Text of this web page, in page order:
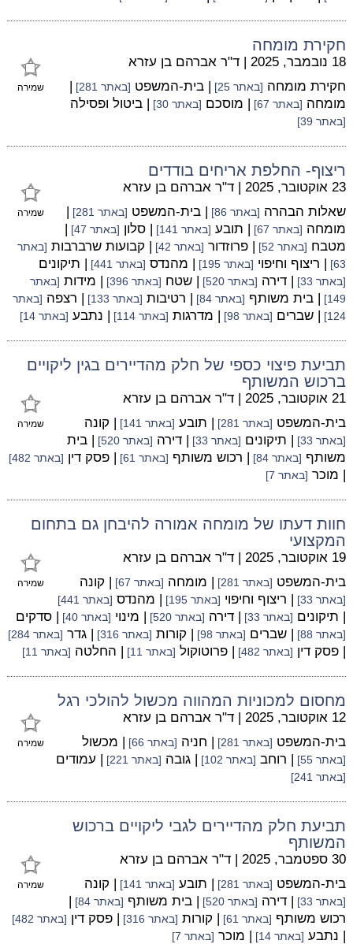
חקירת מומחה
שמירה
18 נובמבר, 2025 | ד"ר אברהם בן עזרא
חקירת מומחה [באתר 25] | בית-המשפט [באתר 281]
|
מומחה [באתר 67] | מוסכם [באתר 30] | ביטול ופסילה
[באתר 39]
ריצוף- החלפת אריחים בודדים
שמירה
23 אוקטובר, 2025 | ד"ר אברהם בן עזרא
שאלות הבהרה [באתר 86] | בית-המשפט [באתר 281]
|
מומחה [באתר 67] | תובע [באתר 141] | סלון [באתר 47]
|
מטבח [באתר 52] | פרוזדור [באתר 42] | קבועות שרברבות [באתר
63]
| ריצוף וחיפוי [באתר 195] | מהנדס [באתר 441] | תיקונים
[באתר 33] | דירה [באתר 520] | שטח [באתר 396] | מידות [באתר
149]
| בית משותף [באתר 84] | רטיבות [באתר 133] | רצפה [באתר
124]
| שברים [באתר 98] | מדרגות [באתר 114] | נתבע [באתר 14]
תביעת פיצוי כספי של חלק מהדיירים בגין ליקויים
ברכוש המשותף
שמירה
21 אוקטובר, 2025 | ד"ר אברהם בן עזרא
בית-המשפט [באתר 281] | תובע [באתר 141] | קונה
[באתר 33] | תיקונים [באתר 33] | דירה [באתר 520]
| בית
משותף [באתר 84] | רכוש משותף [באתר 61] | פסק דין [באתר 482]
| מוכר [באתר 7]
חוות דעתו של מומחה אמורה להיבחן גם בתחום
המקצועי
שמירה
19 אוקטובר, 2025 | ד"ר אברהם בן עזרא
בית-המשפט [באתר 281] | מומחה [באתר 67] | קונה
[באתר 33] | ריצוף וחיפוי [באתר 195] | מהנדס [באתר 441]
| תיקונים [באתר 33] | דירה [באתר 520] | מינוי [באתר 40] | סדקים
[באתר 88] | שברים [באתר 98] | קורות [באתר 316] | גדר [באתר 284]
| פסק דין [באתר 482] | פרוטוקול [באתר 11] | החלטה [באתר 11]
מחסום למכוניות המהווה מכשול להולכי רגל
שמירה
12 אוקטובר, 2025 | ד"ר אברהם בן עזרא
בית-המשפט [באתר 281] | חניה [באתר 66] | מכשול
[באתר 55] | רוחב [באתר 102] | גובה [באתר 221] | עמודים
[באתר 241]
תביעת חלק מהדיירים לגבי ליקויים ברכוש
המשותף
שמירה
30 ספטמבר, 2025 | ד"ר אברהם בן עזרא
בית-המשפט [באתר 281] | תובע [באתר 141] | קונה
[באתר 33] | דירה [באתר 520] | בית משותף [באתר 84]
|
רכוש משותף [באתר 61] | קורות [באתר 316] | פסק דין [באתר 482]
| נתבע [באתר 14] | מוכר [באתר 7]